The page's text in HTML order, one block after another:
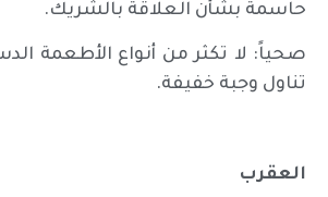
حاسمة بشأن العلاقة بالشريك.
صحياً: لا تكثر من أنواع الأطعمة
تناول وجبة خفيفة.
العقرب